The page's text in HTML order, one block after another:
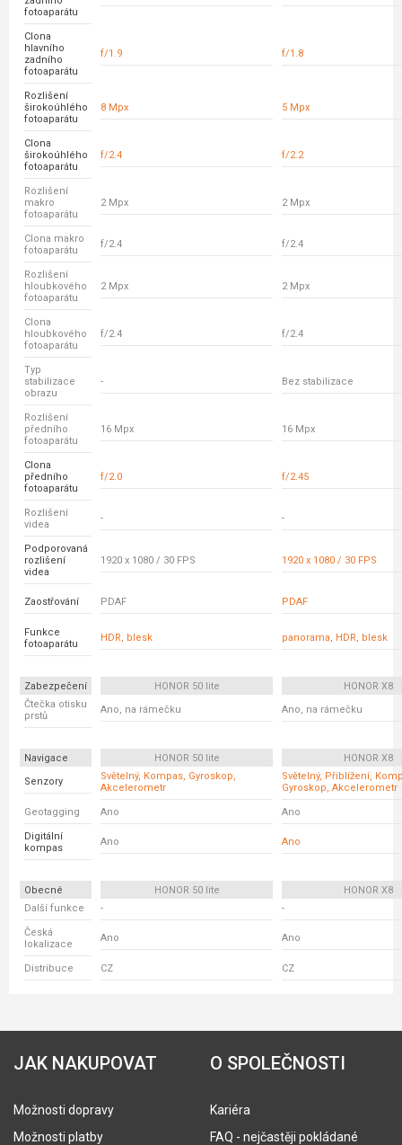
fotoaparátu
Clona
hlavního
zadního
fotoaparátu
f/1.9 f/1.8
Rozlišení
širokoúhlého
fotoaparátu
8 Mpx 5 Mpx
Clona
širokoúhlého
fotoaparátu
f/2.4 f/2.2
Rozlišení
makro
fotoaparátu
2 Mpx 2 Mpx
Clona makro
fotoaparátu
f/2.4 f/2.4
Rozlišení
hloubkového
fotoaparátu
2 Mpx 2 Mpx
Clona
hloubkového
fotoaparátu
f/2.4 f/2.4
Typ
stabilizace
obrazu
- Bez stabilizace
Rozlišení
předního
fotoaparátu
16 Mpx 16 Mpx
Clona
předního
fotoaparátu
f/2.0 f/2.45
Rozlišení
videa
- -
Podporovaná
rozlišení
videa
1920 x 1080 / 30 FPS 1920 x 1080 / 30 FPS
Zaostřování PDAF PDAF
Funkce
fotoaparátu
HDR, blesk panorama, HDR, blesk
Zabezpečení HONOR 50 lite
HONOR X8
Čtečka otisku
prstů
Ano, na rámečku Ano, na rámečku
Navigace HONOR 50 lite
HONOR X8
Senzory
Světelný, Kompas, Gyroskop,
Akcelerometr
Světelný, Přiblížení,
Gyroskop, Akcelerometr
Geotagging Ano Ano
Digitální
kompas
Ano Ano
Obecné HONOR 50 lite
HONOR X8
Další funkce
- -
Česká
lokalizace
Ano Ano
Distribuce CZ CZ
JAK NAKUPOVAT
Možnosti dopravy
Možnosti platby
O SPOLEČNOSTI
Kariéra
FAQ - nejčastěji pokládané